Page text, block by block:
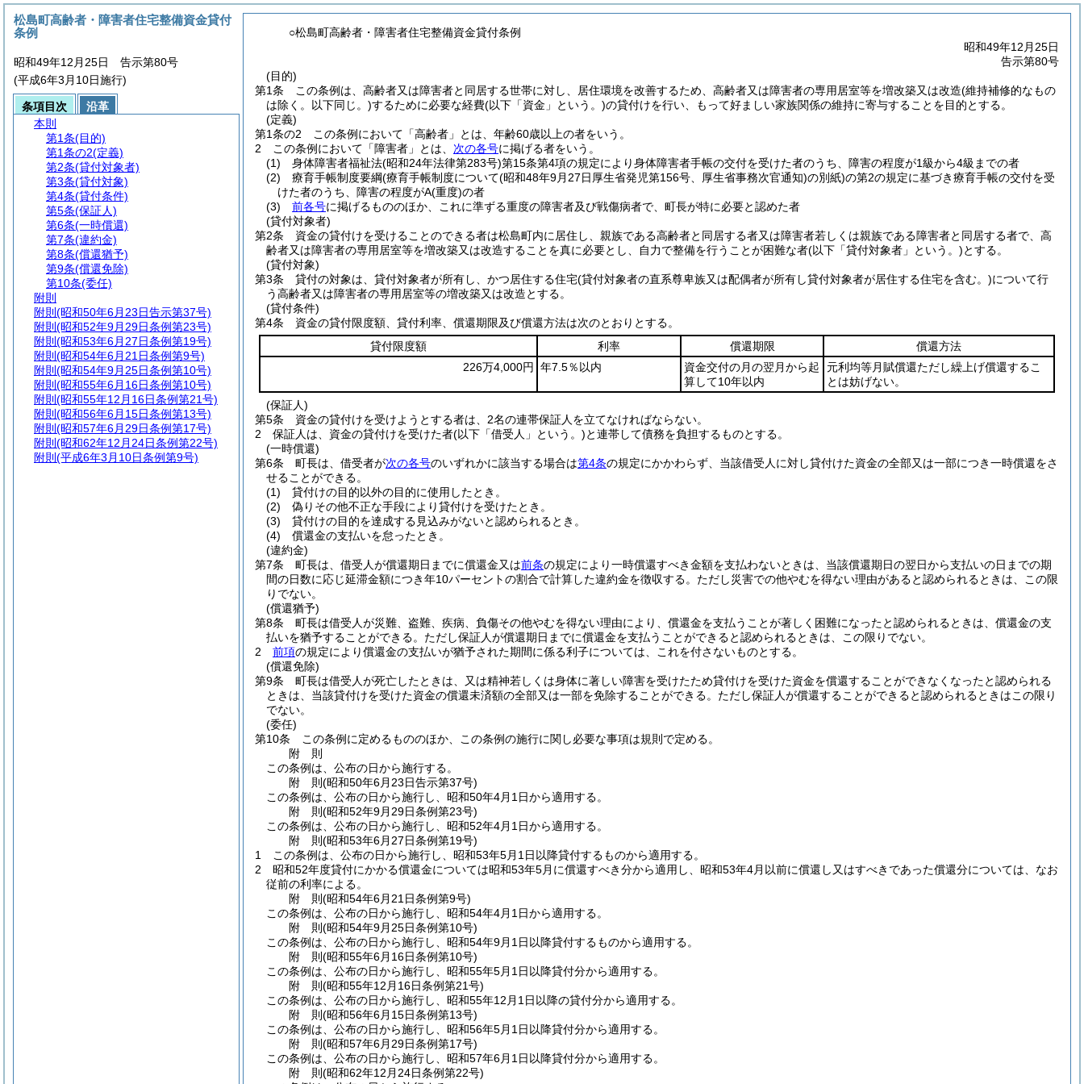
○松島町高齢者・障害者住宅整備資金貸付条例
昭和49年12月25日
告示第80号
(目的)
第1条
この条例は、高齢者又は障害者と同居する世帯に対し、居住環境を改善するため、高齢者又は障害者の専用居室等を増改築又は改造(維持補修的なもの
は除く。以下同じ。)するために必要な経費(以下「資金」という。)の貸付けを行い、もって好ましい家族関係の維持に寄与することを目的とする。
(定義)
第1条の2
この条例において「高齢者」とは、年齢60歳以上の者をいう。
2
この条例において「障害者」とは、 次の各号に掲げる者をいう。
(1)
身体障害者福祉法(昭和24年法律第283号)第15条第4項の規定により身体障害者手帳の交付を受けた者のうち、障害の程度が1級から4級までの者
(2)
療育手帳制度要綱(療育手帳制度について(昭和48年9月27日厚生省発児第156号、厚生省事務次官通知)の別紙)の第2の規定に基づき療育手帳の交付を受
けた者のうち、障害の程度がA(重度)の者
(3)
前各号に掲げるもののほか、これに準ずる重度の障害者及び戦傷病者で、町長が特に必要と認めた者
(貸付対象者)
第2条
資金の貸付けを受けることのできる者は松島町内に居住し、親族である高齢者と同居する者又は障害者若しくは親族である障害者と同居する者で、高
齢者又は障害者の専用居室等を増改築又は改造することを真に必要とし、自力で整備を行うことが困難な者(以下「貸付対象者」という。)とする。
(貸付対象)
第3条
貸付の対象は、貸付対象者が所有し、かつ居住する住宅(貸付対象者の直系尊卑族又は配偶者が所有し貸付対象者が居住する住宅を含む。)について行
う高齢者又は障害者の専用居室等の増改築又は改造とする。
(貸付条件)
第4条
資金の貸付限度額、貸付利率、償還期限及び償還方法は次のとおりとする。
貸付限度額
利率 償還期限
償還方法
226万4,000円
年7.5％以内
資金交付の月の翌月から起
算して10年以内
元利均等月賦償還ただし繰上げ償還するこ
とは妨げない。
(保証人)
第5条
資金の貸付けを受けようとする者は、2名の連帯保証人を立てなければならない。
2
保証人は、資金の貸付けを受けた者(以下「借受人」という。)と連帯して債務を負担するものとする。
(一時償還)
第6条
町長は、借受者が次の各号のいずれかに該当する場合は第4条の規定にかかわらず、当該借受人に対し貸付けた資金の全部又は一部につき一時償還をさ
せることができる。
(1)
貸付けの目的以外の目的に使用したとき。
(2)
偽りその他不正な手段により貸付けを受けたとき。
(3)
貸付けの目的を達成する見込みがないと認められるとき。
(4)
償還金の支払いを怠ったとき。
(違約金)
第7条
町長は、借受人が償還期日までに償還金又は前条の規定により一時償還すべき金額を支払わないときは、当該償還期日の翌日から支払いの日までの期
間の日数に応じ延滞金額につき年10パーセントの割合で計算した違約金を徴収する。 ただし災害での他やむを得ない理由があると認められるときは、この限
りでない。
(償還猶予)
第8条
町長は借受人が災難、盗難、疾病、負傷その他やむを得ない理由により、償還金を支払うことが著しく困難になったと認められるときは、償還金の支
払いを猶予することができる。 ただし保証人が償還期日までに償還金を支払うことができると認められるときは、この限りでない。
2
前項の規定により償還金の支払いが猶予された期間に係る利子については、これを付さないものとする。
(償還免除)
第9条
町長は借受人が死亡したときは、又は精神若しくは身体に著しい障害を受けたため貸付けを受けた資金を償還することができなくなったと認められる
ときは、当該貸付けを受けた資金の償還未済額の全部又は一部を免除することができる。 ただし保証人が償還することができると認められるときはこの限り
でない。
(委任)
第10条
この条例に定めるもののほか、この条例の施行に関し必要な事項は規則で定める。
附 則
この条例は、公布の日から施行する。
附 則(昭和50年6月23日告示第37号)
この条例は、公布の日から施行し、昭和50年4月1日から適用する。
附 則(昭和52年9月29日条例第23号)
この条例は、公布の日から施行し、昭和52年4月1日から適用する。
附 則(昭和53年6月27日条例第19号)
1
この条例は、公布の日から施行し、昭和53年5月1日以降貸付するものから適用する。
2
昭和52年度貸付にかかる償還金については昭和53年5月に償還すべき分から適用し、昭和53年4月以前に償還し又はすべきであった償還分については、なお
従前の利率による。
附 則(昭和54年6月21日条例第9号)
この条例は、公布の日から施行し、昭和54年4月1日から適用する。
附 則(昭和54年9月25日条例第10号)
この条例は、公布の日から施行し、昭和54年9月1日以降貸付するものから適用する。
附 則(昭和55年6月16日条例第10号)
この条例は、公布の日から施行し、昭和55年5月1日以降貸付分から適用する。
附 則(昭和55年12月16日条例第21号)
この条例は、公布の日から施行し、昭和55年12月1日以降の貸付分から適用する。
附 則(昭和56年6月15日条例第13号)
この条例は、公布の日から施行し、昭和56年5月1日以降貸付分から適用する。
附 則(昭和57年6月29日条例第17号)
この条例は、公布の日から施行し、昭和57年6月1日以降貸付分から適用する。
附 則(昭和62年12月24日条例第22号)
松島町高齢者・障害者住宅整備資金貸付
条例
昭和49年12月25日 告示第80号
(平成6年3月10日施行)
条項目次
沿革
本則
第1条(目的)
第1条の2(定義)
第2条(貸付対象者)
第3条(貸付対象)
第4条(貸付条件)
第5条(保証人)
第6条(一時償還)
第7条(違約金)
第8条(償還猶予)
第9条(償還免除)
第10条(委任)
附則
附則 (昭和50年6月23日告示第37号)
附則 (昭和52年9月29日条例第23号)
附則 (昭和53年6月27日条例第19号)
附則 (昭和54年6月21日条例第9号)
附則 (昭和54年9月25日条例第10号)
附則 (昭和55年6月16日条例第10号)
附則 (昭和55年12月16日条例第21号)
附則 (昭和56年6月15日条例第13号)
附則 (昭和57年6月29日条例第17号)
附則 (昭和62年12月24日条例第22号)
附則 (平成6年3月10日条例第9号)